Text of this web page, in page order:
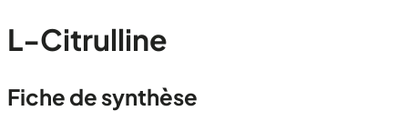
L-Citrulline
Fiche de synthèse